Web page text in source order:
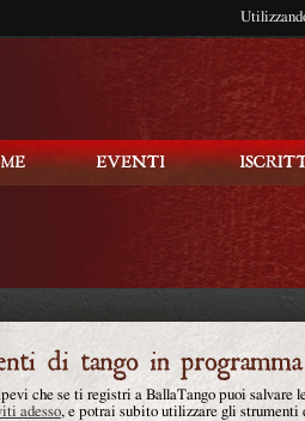
che se ti registri a BallaTango puoi salvare
adesso, e potrai subito utilizzare gli